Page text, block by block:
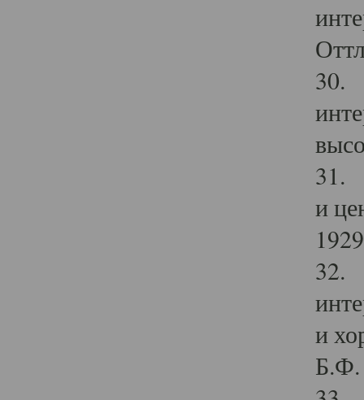
30.
31.
и
32.
и
Б.Ф.